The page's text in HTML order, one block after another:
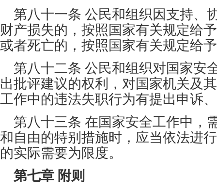
第八十一条 公民和组织因支持、
财产损失的，按照国家有关规定给
或者死亡的，按照国家有关规定给
第八十二条 公民和组织对国家安
出批评建议的权利，对国家机关及
工作中的违法失职行为有提出申诉
第八十三条 在国家安全工作中，
和自由的特别措施时，应当依法进
的实际需要为限度。
第七章 附则